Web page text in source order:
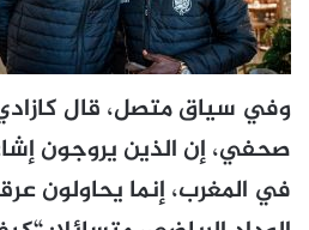
وفي سياق متصل، قال
صحفي، إن الذين يروجون
في المغرب، إنما يحاولون